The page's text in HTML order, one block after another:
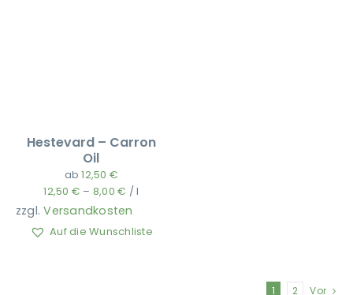
Hestevard – Carron
Oil
ab12,50 €
12,50 € – 8,00€ /l
zzgl.Versandkosten
Auf die Wunschliste
1 2 Vor